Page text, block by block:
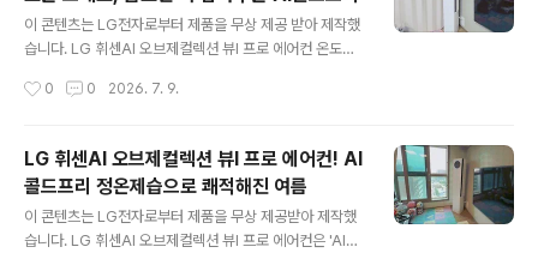
도,습도,기류까지 조절하여 쾌적한 환경을 유지해주는 기
능입니다. 쾌적한 환경을 유지가 가능하여 어린 자녀가 있
천드리고 싶습니다. 아열대 기후로 변한 대한민국 여름, 단
이 콘텐츠는 LG전자로부터 제품을 무상 제공 받아 제작했
습니다. LG 휘센AI 오브제컬렉션 뷰I 프로 에어컨 온도는
오래 켜두면 묘하게 눅눅하고, 그렇다고 온도를 낮추거나
프로의 핵심인 'AI콜드프리'는 국내최초 2in1 에어컨의 온
도와 습도를 동시에 각각 설정하고 유지할 수 있는 혁신적
인 기술입니다. 운동 후나 샤워 직후에 에어컨 직바람으로
몸이 굳는 느낌 없이 피부는 보송하고 공기는 산뜻하게 유
0 0 2026. 7. 9.
LG 휘센AI 오브제컬렉션 뷰I 프로 에어컨! AI
콜드프리 정온제습으로 쾌적해진 여름
이 콘텐츠는 LG전자로부터 제품을 무상 제공받아 제작했
습니다. LG 휘센AI 오브제컬렉션 뷰I 프로 에어컨은 'AI콜